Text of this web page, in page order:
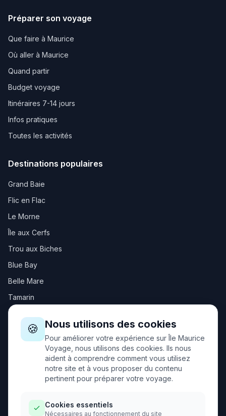
Préparer son voyage
Que faire à Maurice
Où aller à Maurice
Quand partir
Budget voyage
Itinéraires 7-14 jours
Infos pratiques
Toutes les activités
Destinations populaires
Grand Baie
Flic en Flac
Le Morne
Île aux Cerfs
Trou aux Biches
Blue Bay
Belle Mare
Tamarin
Autres destinations
Cap Malheureux
Trou d'Eau Douce
Chamouny
🍪 Nous utilisons des cookies
Pour améliorer votre expérience sur Île Maurice
Voyage, nous utilisons des cookies. Ils nous
aident à comprendre comment vous utilisez
notre site et à vous proposer du contenu
pertinent pour préparer votre voyage.
Cookies essentiels
Nécessaires au fonctionnement du site